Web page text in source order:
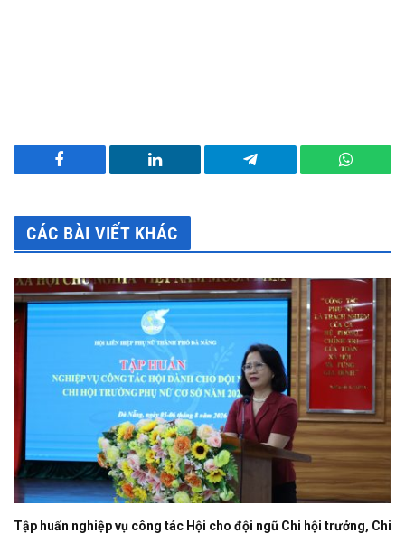
Facebook LinkedIn Telegram
CÁC BÀI VIẾT KHÁC
Tập huấn nghiệp vụ công tác Hội cho đội ngũ Chi hội trưởng, Chi